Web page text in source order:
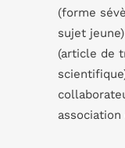
(forme
sujet
(article de
association